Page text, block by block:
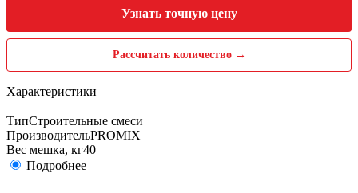
Узнать точную цену
Рассчитать количество →
Характеристики
ТипСтроительные смеси
ПроизводительPROMIX
Вес мешка, кг40
Подробнее